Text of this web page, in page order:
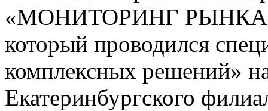
«МОНИТОРИНГ
который проводился
комплексных решений»
Екатеринбургского